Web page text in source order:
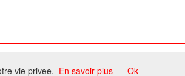
vie privee. En savoir plus Ok